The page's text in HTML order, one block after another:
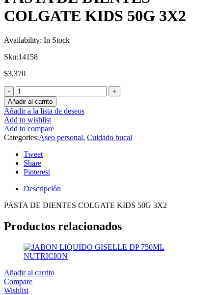
COLGATE KIDS 50G 3X2
Availability: In Stock
Sku:14158
$3,370
Añadir al carrito
Añadir a la lista de deseos
Add to wishlist
Add to compare
Categories:Aseo personal, Cuidado bucal
Tweet
Share
Pinterest
Descripción
PASTA DE DIENTES COLGATE KIDS 50G 3X2
Productos relacionados
Añadir al carrito
Compare
Wishlist